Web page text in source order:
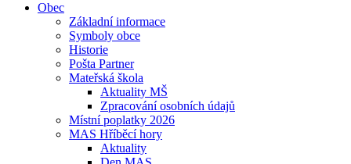
Obec
Základní informace
Symboly obce
Historie
Pošta Partner
Mateřská škola
Aktuality MŠ
Zpracování osobních údajů
Místní poplatky 2026
MAS Hříběcí hory
Aktuality